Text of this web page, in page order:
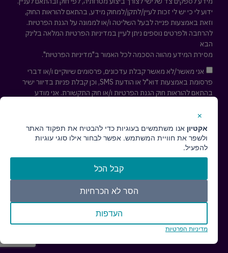
ידוע לי כי יש לי זכות לעיין/לתקן/למחוק מידע, בהתאם להוראות החוק,
וזאת באמצעות פנייה לבעל השליטה ו/או לממונה על הגנת הפרטיות.
להרחבה ולפרטים נוספים ניתן לעיין במדיניות הפרטיות המלאה בלינק
הבא
מסירת המידע מהווה הסכמה לכל האמור ב"מדיניות הפרטיות".
אני מאשר/לא מאשר קבלת עדכונים, פרסומים שיווקיים ו/או דברי
פרסומת באמצעות דוא"ל או הודעת SMS, וכן קבלת פניות בדיוור ישיר
בהתאם להוראות חוק הגנת הפרטיות ו/או חוק התקשורת. אני מודע
עדכונים ופרסומים שיווקיים בכל עת ע"י פניה למייל
חזרו אליי ↢
עיצוב ובנייה גאו-מדיהסוכנות דיגיטל//הצהרת נגישות
×
אקטיון אנו משתמשים בעוגיות כדי להבטיח את תפקוד האתר
ולשפר את חוויית המשתמש. אפשר לבחור אילו סוגי עוגיות
להפעיל.
קבל הכל
הסר לא הכרחיות
העדפות
מדיניות הפרטיות